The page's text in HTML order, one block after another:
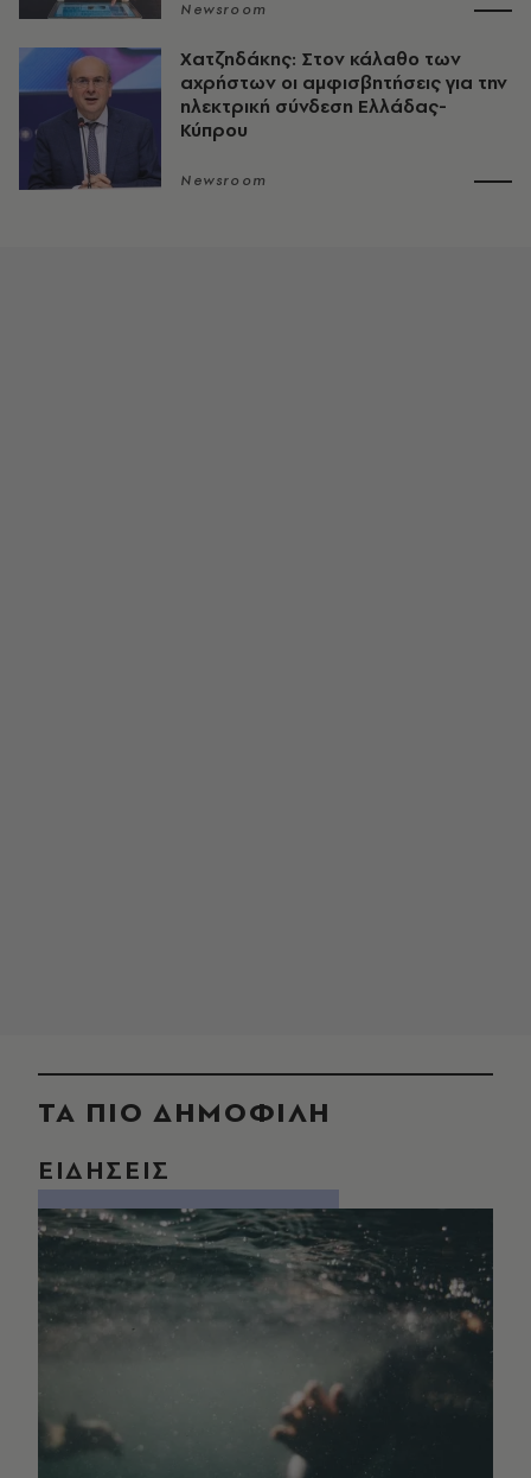
Newsroom
Χατζηδάκης: Στον κάλαθο των
αχρήστων οι αμφισβητήσεις για την
ηλεκτρική σύνδεση Ελλάδας-
Κύπρου
Newsroom
ΤΑ ΠΙΟ ΔΗΜΟΦΙΛΗ
ΕΙΔΗΣΕΙΣ